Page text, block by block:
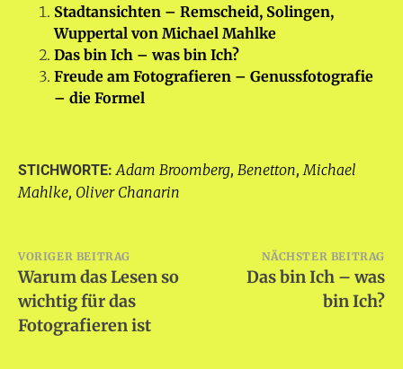
Stadtansichten – Remscheid, Solingen,
Wuppertal von Michael Mahlke
Das bin Ich – was bin Ich?
Freude am Fotografieren – Genussfotografie
– die Formel
STICHWORTE:Adam Broomberg, Benetton,Michael
Mahlke, Oliver Chanarin
Beitragsnavigation
VORIGER BEITRAG
Warum das Lesen so
wichtig für das
Fotografieren ist
NÄCHSTER BEITRAG
Das bin Ich – was
bin Ich?